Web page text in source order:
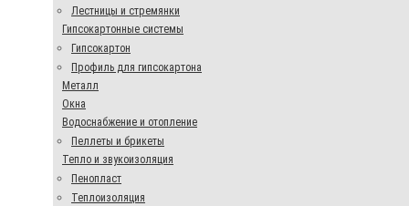
Лестницы и стремянки
Гипсокартонные системы
Гипсокартон
Профиль для гипсокартона
Металл
Окна
Водоснабжение и отопление
Пеллеты и брикеты
Тепло и звукоизоляция
Пенопласт
Теплоизоляция